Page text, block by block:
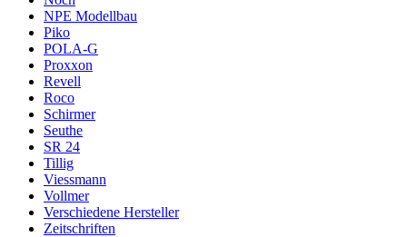
NPE Modellbau
Piko
POLA-G
Proxxon
Revell
Roco
Schirmer
Seuthe
SR 24
Tillig
Viessmann
Vollmer
Verschiedene Hersteller
Zeitschriften